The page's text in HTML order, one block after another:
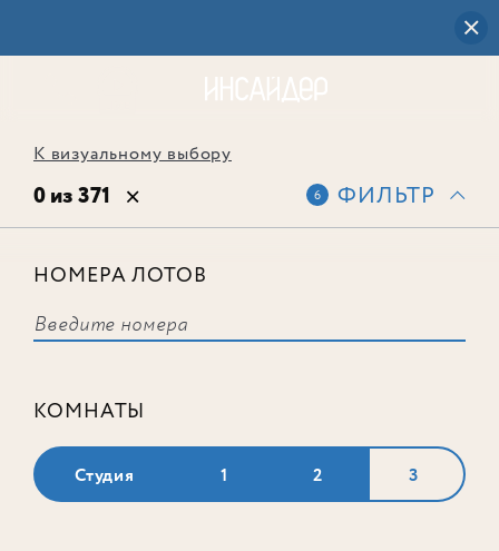
К визуальному выбору
0 из 371 6 ФИЛЬТР
НОМЕРА ЛОТОВ
КОМНАТЫ
Студия 1 2 3
соответствует ни одного лота